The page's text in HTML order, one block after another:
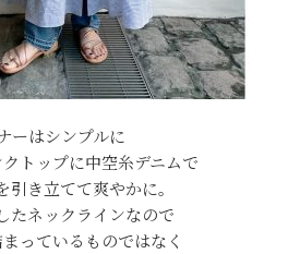
ーはシンプルに
トップに中空糸デニムで
引き立てて爽やかに。
たネックラインなので
っているものではなく